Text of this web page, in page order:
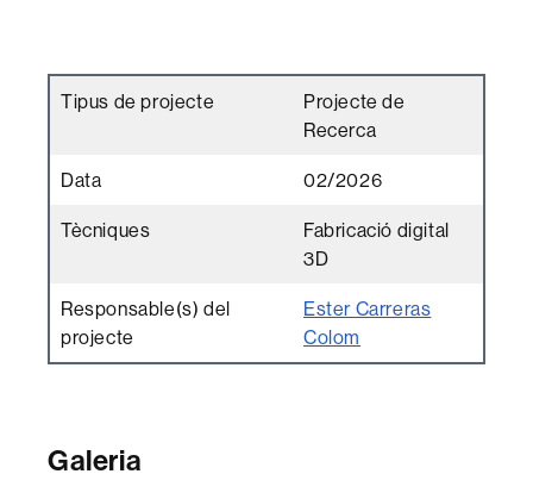
Tipus de projecte
Projecte de
Recerca
Data 02/2026
Tècniques
Fabricació digital
3D
Responsable(s) del
projecte
Ester Carreras
Colom
Galeria